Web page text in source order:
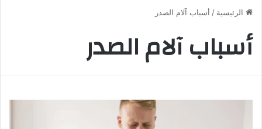
الرئيسية / أسباب آلام الصدر
أسباب آلام الصدر